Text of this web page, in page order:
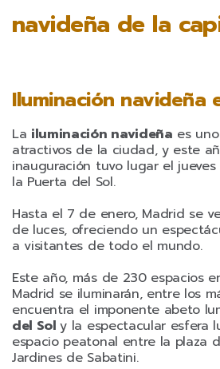
navideña de la
Iluminación navideña
La iluminación navideña es
atractivos de la ciudad, y este
inauguración tuvo lugar el
la Puerta del Sol.
Hasta el 7 de enero, Madrid se
de luces, ofreciendo un
a visitantes de todo el mundo.
Este año, más de 230 espacios
Madrid se iluminarán, entre los
encuentra el imponente abeto
del Soly la espectacular esfera
espacio peatonal entre la plaza
Jardines de Sabatini.